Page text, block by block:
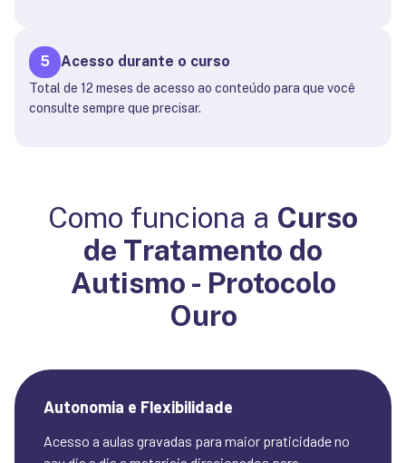
5 Acesso durante o curso
Total de 12 meses de acesso ao conteúdo para que você
consulte sempre que precisar.
Autonomia e Flexibilidade
Acesso a aulas gravadas para maior praticidade no
Como funciona a Curso
de Tratamento do
Autismo - Protocolo
Ouro